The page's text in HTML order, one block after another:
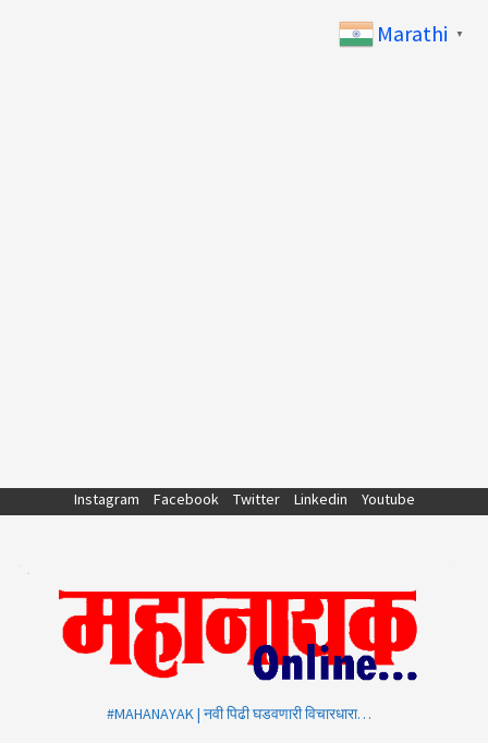
Instagram Facebook Twitter Linkedin Youtube
#MAHANAYAK | नवी पिढी घडवणारी विचारधारा…
Marathi ▼